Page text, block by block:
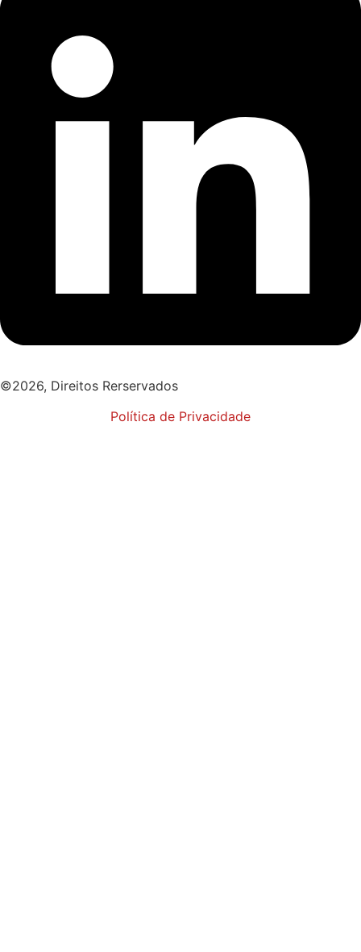
©2026, Direitos Rerservados
Política de Privacidade